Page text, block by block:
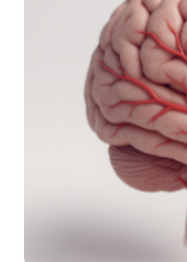
Innovationstag
Berlin
Wirtschaft und
Überplanmäßige